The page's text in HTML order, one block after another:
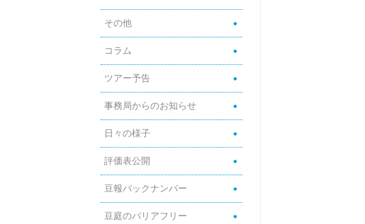
その他
コラム
ツアー予告
事務局からのお知らせ
日々の様子
評価表公開
豆報バックナンバー
豆庭のバリアフリー